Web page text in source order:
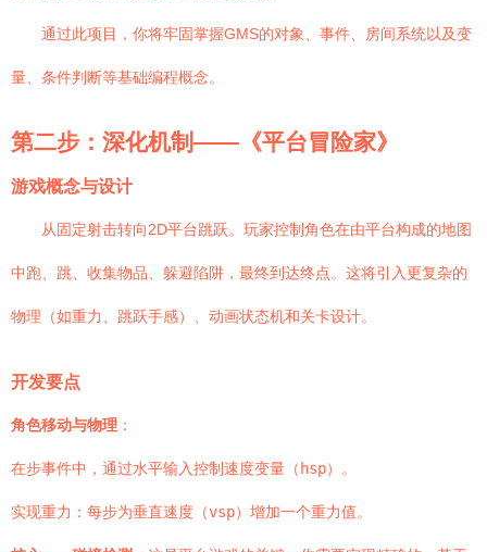
通过此项目，你将牢固掌握GMS的对象、事件、房间系统以及变
量、条件判断等基础编程概念。
第二步：深化机制——《平台冒险家》
游戏概念与设计
从固定射击转向2D平台跳跃。玩家控制角色在由平台构成的地图
中跑、跳、收集物品、躲避陷阱，最终到达终点。这将引入更复杂的
物理（如重力、跳跃手感）、动画状态机和关卡设计。
开发要点
角色移动与物理 ：
在步事件中，通过水平输入控制速度变量（ hsp）。
实现重力：每步为垂直速度（vsp）增加一个重力值。